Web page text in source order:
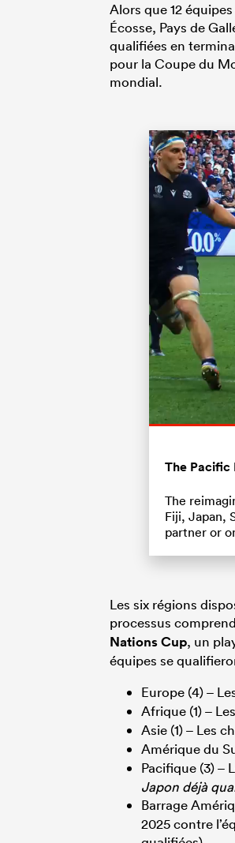
Alors que 12
Écosse, Pays de
qualifiées en
pour la Coupe du
mondial.
The Pacific
The
Fiji, Japan,
partner or
Les six régions
processus
Nations Cup, un
équipes se
Europe (4) –
Afrique (1) –
Asie (1) – Les
Amérique du
Pacifique (3) –
Japon déjà
Barrage
2025 contre